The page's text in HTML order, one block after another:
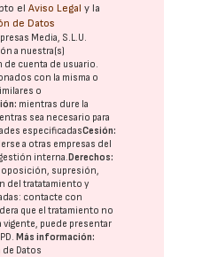
elAviso Legal y la
de Datos
Media, S.L.U.
a nuestra(s)
cuenta de usuario.
con la misma o
o
mientras dure la
sea necesario para
especificadasCesión:
a otras empresas del
interna.Derechos:
supresión,
del tratatamiento y
contacte con
que el tratamiento no
vigente, puede presentar
.Más información:
Datos